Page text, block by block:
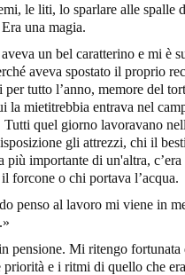
le liti, lo sparlare alle spalle
una magia.
un bel caratterino e mi è
aveva spostato il proprio
per tutto l’anno, memore del
la mietitrebbia entrava nel
quel giorno lavoravano
gli attrezzi, chi il
più importante di un'altra,
forcone o chi portava l’acqua.
penso al lavoro mi viene in
pensione. Mi ritengo
priorità e i ritmi di quello che